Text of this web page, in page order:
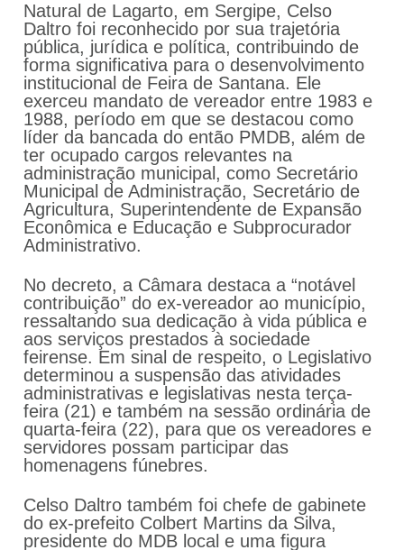
Natural de Lagarto, em Sergipe, Celso
Daltro foi reconhecido por sua trajetória
pública, jurídica e política, contribuindo de
forma significativa para o desenvolvimento
institucional de Feira de Santana. Ele
exerceu mandato de vereador entre 1983 e
1988, período em que se destacou como
líder da bancada do então PMDB, além de
ter ocupado cargos relevantes na
administração municipal, como Secretário
Municipal de Administração, Secretário de
Agricultura, Superintendente de Expansão
Econômica e Educação e Subprocurador
Administrativo.
No decreto, a Câmara destaca a “notável
contribuição” do ex-vereador ao município,
ressaltando sua dedicação à vida pública e
aos serviços prestados à sociedade
feirense. Em sinal de respeito, o Legislativo
determinou a suspensão das atividades
administrativas e legislativas nesta terça-
feira (21) e também na sessão ordinária de
quarta-feira (22), para que os vereadores e
servidores possam participar das
homenagens fúnebres.
Celso Daltro também foi chefe de gabinete
do ex-prefeito Colbert Martins da Silva,
presidente do MDB local e uma figura